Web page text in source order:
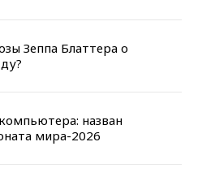
Зеппа Блаттера о
назван
мира-2026